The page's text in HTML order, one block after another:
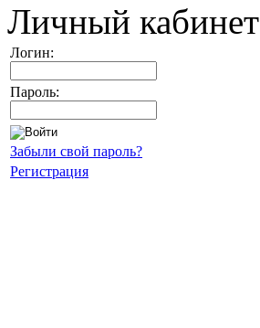
Личный кабинет
Логин:
Пароль:
Забыли свой пароль?
Регистрация